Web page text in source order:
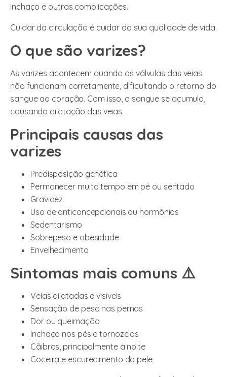
inchaço e outras complicações.
Cuidar da circulação é cuidar da sua qualidade de vida.
O que são varizes?
As varizes acontecem quando as válvulas das veias
não funcionam corretamente, dificultando o retorno do
sangue ao coração. Com isso, o sangue se acumula,
causando dilatação das veias.
Principais causas das
varizes
Predisposição genética
Permanecer muito tempo em pé ou sentado
Gravidez
Uso de anticoncepcionais ou hormônios
Sedentarismo
Sobrepeso e obesidade
Envelhecimento
Sintomas mais comuns ⚠️
Veias dilatadas e visíveis
Sensação de peso nas pernas
Dor ou queimação
Inchaço nos pés e tornozelos
Cãibras, principalmente à noite
Coceira e escurecimento da pele